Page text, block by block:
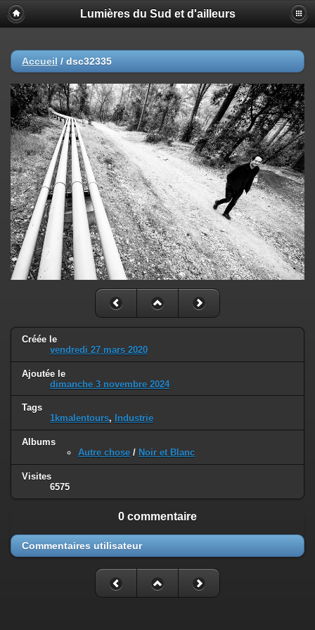
Lumières du Sud et d'ailleurs
Accueil / dsc32335
Créée le
vendredi 27 mars 2020
Ajoutée le
dimanche 3 novembre 2024
Tags
1kmalentours, Industrie
Albums
Autre chose / Noir et Blanc
Visites
6575
0 commentaire
Commentaires utilisateur